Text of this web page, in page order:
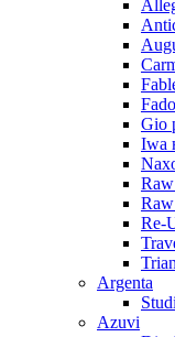
Gio
Iwa
Re-
Argenta
Azuvi